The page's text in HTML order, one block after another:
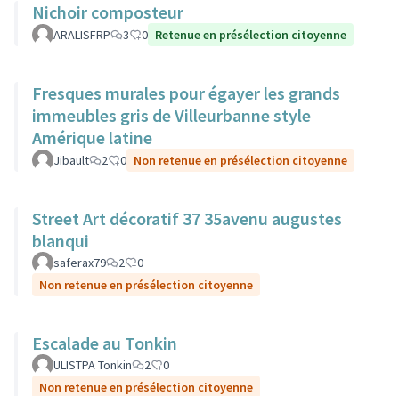
Nichoir composteur
ARALISFRP 3 0 Retenue en présélection citoyenne
Fresques murales pour égayer les grands
immeubles gris de Villeurbanne style
Amérique latine
Jibault 2 0 Non retenue en présélection citoyenne
Street Art décoratif 37 35avenu augustes
blanqui
saferax79 2
0
Non retenue en présélection citoyenne
Escalade au Tonkin
ULISTPA Tonkin 2
0
Non retenue en présélection citoyenne